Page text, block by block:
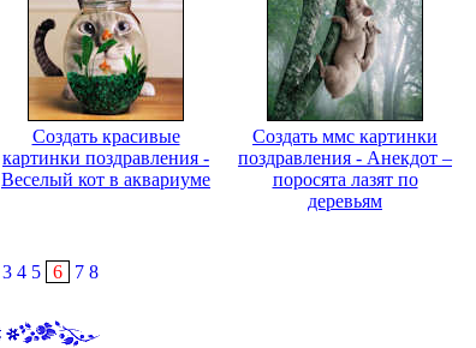
Создать красивые
картинки поздравления -
Веселый кот в аквариуме
Создать ммс картинки
поздравления - Анекдот –
поросята лазят по
деревьям
3 4 5 6 7 8